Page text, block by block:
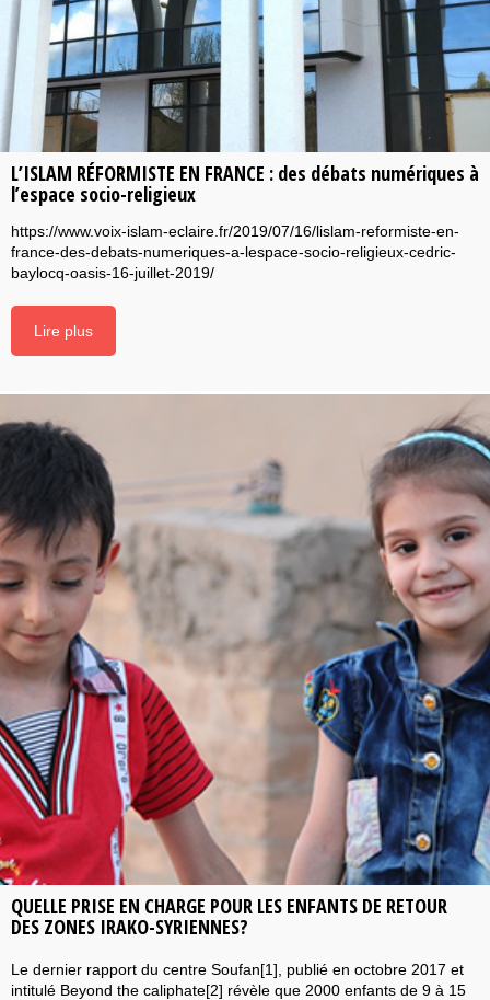
L’ISLAM RÉFORMISTE EN FRANCE : des débats numériques à
l’espace socio-religieux
https://www.voix-islam-eclaire.fr/2019/07/16/lislam-reformiste-en-
france-des-debats-numeriques-a-lespace-socio-religieux-cedric-
baylocq-oasis-16-juillet-2019/
Lire plus
QUELLE PRISE EN CHARGE POUR LES ENFANTS DE RETOUR
DES ZONES IRAKO-SYRIENNES?
Le dernier rapport du centre Soufan[1], publié en octobre 2017 et
intitulé Beyond the caliphate[2] révèle que 2000 enfants de 9 à 15